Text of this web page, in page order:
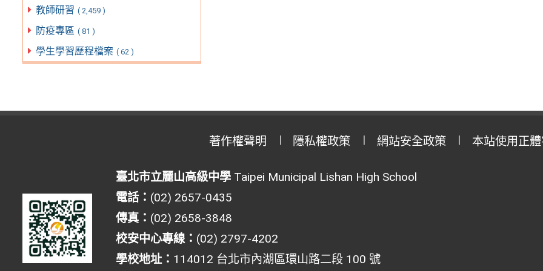
教師研習 ( 2,459 )
防疫專區 ( 81 )
學生學習歷程檔案 ( 62 )
著作權聲明 隱私權政策 網站安全政策 本站使用正
臺北市立麗山高級中學Taipei Municipal Lishan High School
電話： (02) 2657-0435
傳真： (02) 2658-3848
校安中心專線： (02) 2797-4202
學校地址： 114012 台北市內湖區環山路二段 100 號